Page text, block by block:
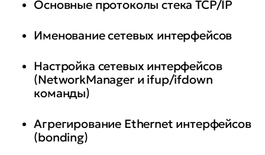
• настраивать базовую
аутентификацию NCSA
• устанавливать и настраивать
генератор отчетов для SQUID и
диагностировать работу SQUID
• использовать переменные
Ansible и работать с ролями
Основные протоколы стека TCP/IP
Именование сетевых интерфейсов
Настройка сетевых интерфейсов
(NetworkManager и ifup/ifdown
команды)
Агрегирование Ethernet интерфейсов
(bonding)